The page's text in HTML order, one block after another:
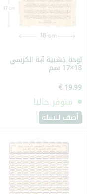
لوحة خشبية آية الكرسي
18×17 سم
متوفر حاليا
أضف للسلة